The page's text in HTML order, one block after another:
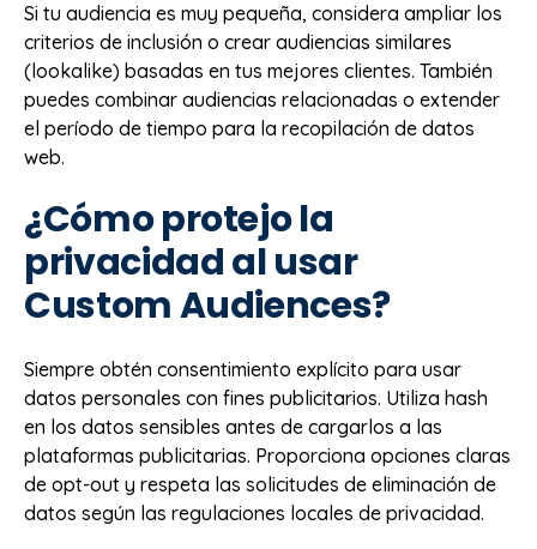
Si tu audiencia es muy pequeña, considera ampliar los
criterios de inclusión o crear audiencias similares
(lookalike) basadas en tus mejores clientes. También
puedes combinar audiencias relacionadas o extender
el período de tiempo para la recopilación de datos
web.
¿Cómo protejo la
privacidad al usar
Custom Audiences?
Siempre obtén consentimiento explícito para usar
datos personales con fines publicitarios. Utiliza hash
en los datos sensibles antes de cargarlos a las
plataformas publicitarias. Proporciona opciones claras
de opt-out y respeta las solicitudes de eliminación de
datos según las regulaciones locales de privacidad.